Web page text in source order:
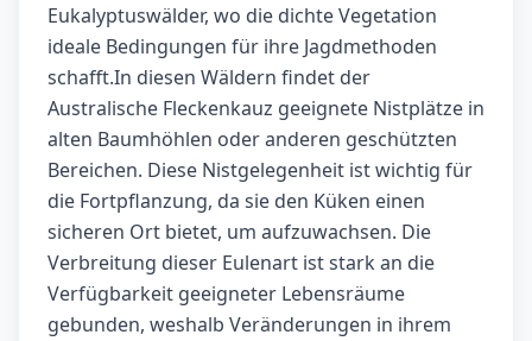
Eukalyptuswälder, wo die dichte Vegetation
ideale Bedingungen für ihre Jagdmethoden
schafft.In diesen Wäldern findet der
Australische Fleckenkauz geeignete Nistplätze in
alten Baumhöhlen oder anderen geschützten
Bereichen. Diese Nistgelegenheit ist wichtig für
die Fortpflanzung, da sie den Küken einen
sicheren Ort bietet, um aufzuwachsen. Die
Verbreitung dieser Eulenart ist stark an die
Verfügbarkeit geeigneter Lebensräume
gebunden, weshalb Veränderungen in ihrem